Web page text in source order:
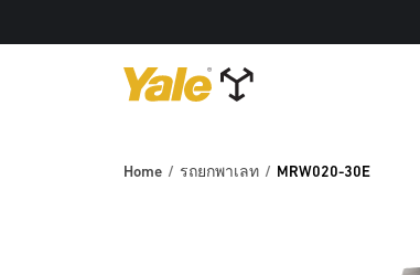
Home รถยกพาเลท MRW020-30E